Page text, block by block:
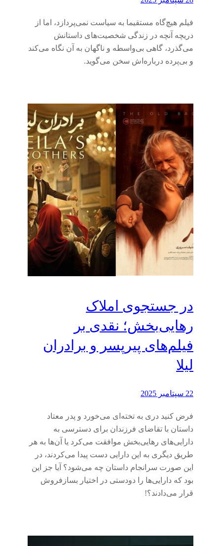
فیلم هیچ‌گاه مستقیما به سیاست نمی‌پردازد، اما از
دریچه آنچه در زندگی شخصیت‌های داستانش
می‌گذرد، گاهی بی‌واسطه و ناگهان به آن نگاه می‌کند
و بی‌پرده درباره‌اش سخن می‌گوید.
در جستجوی املاک
رهایی‌بخش؛ نقدی بر
فیلم‌های پیرپسر و برادران
لیلا
22 سپتامبر 2025
فرض کنید دری به تخته‌ای می‌خورد و پدر معتاد
داستان با تقاضای فرزندان برای دسترسی به
دارایی‌های رهایی‌بخش موافقت می‌کرد یا آن‌ها به هر
طریق دیگری به این دارایی‌ دست پیدا می‌کردند، در
این صورت سرانجام داستان چه می‌شود؟ آیا جز این
بود که دارایی‌ها را دودستی در اختیار بسازفروش
قرار می‌دادند؟!